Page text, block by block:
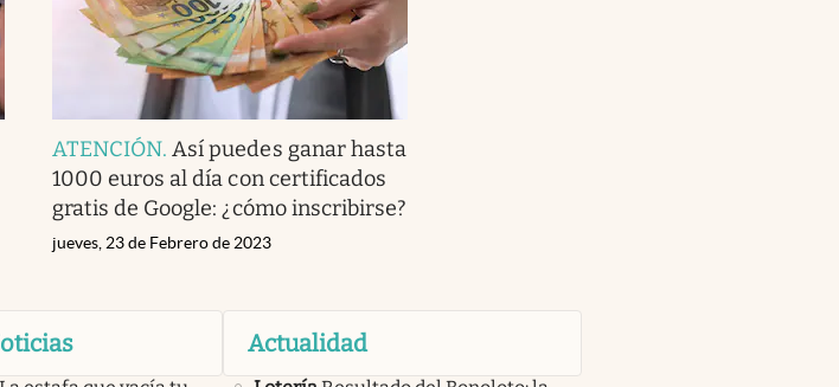
ATENCIÓN.Así puedes ganar hasta
1000 euros al día con certificados
gratis de Google: ¿cómo inscribirse?
jueves, 23 de Febrero de 2023
Actualidad